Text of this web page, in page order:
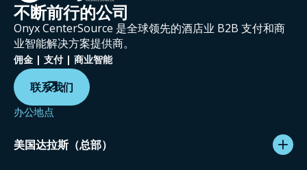
不断前行的公司
Onyx CenterSource 是全球领先的酒店业 B2B 支付和商
业智能解决方案提供商。
佣金 | 支付 | 商业智能
联系我们
办公地点
美国达拉斯（总部）